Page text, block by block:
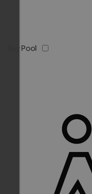
Sky Pool